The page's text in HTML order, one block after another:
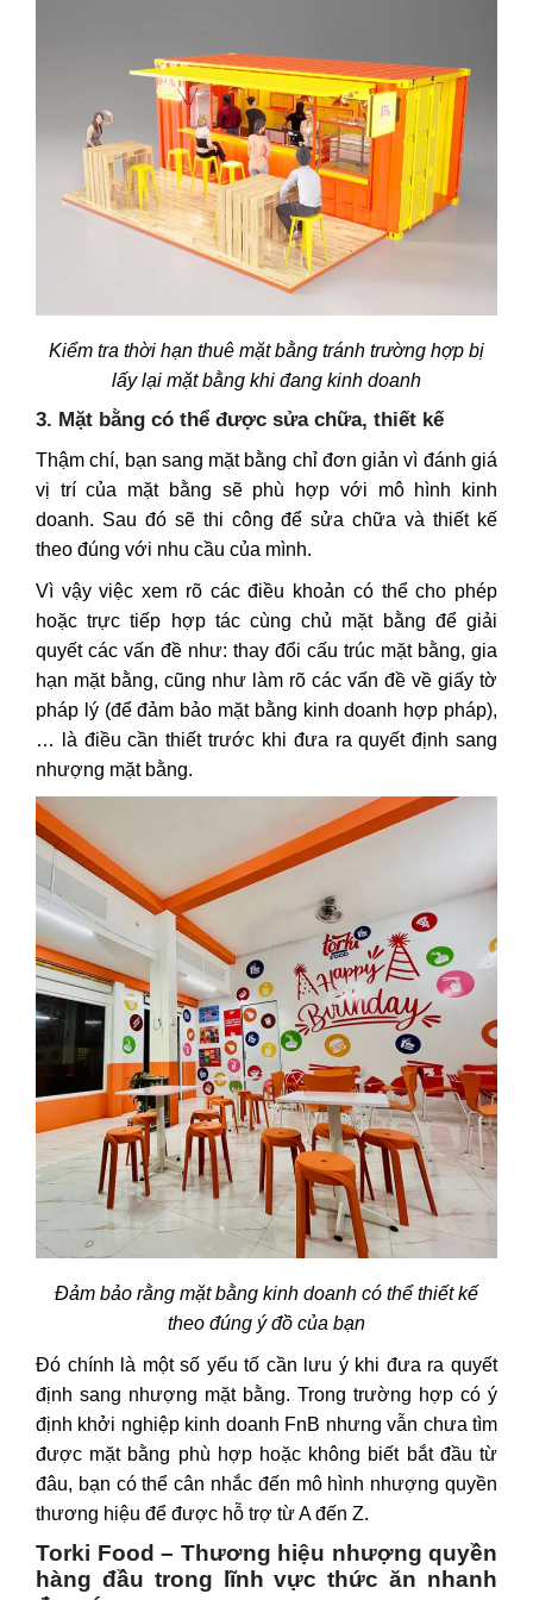
Kiểm tra thời hạn thuê mặt bằng tránh trường hợp bị
lấy lại mặt bằng khi đang kinh doanh
3. Mặt bằng có thể được sửa chữa, thiết kế
Thậm chí, bạn sang mặt bằng chỉ đơn giản vì đánh giá
vị trí của mặt bằng sẽ phù hợp với mô hình kinh
doanh. Sau đó sẽ thi công để sửa chữa và thiết kế
theo đúng với nhu cầu của mình.
Vì vậy việc xem rõ các điều khoản có thể cho phép
hoặc trực tiếp hợp tác cùng chủ mặt bằng để giải
quyết các vấn đề như: thay đổi cấu trúc mặt bằng, gia
hạn mặt bằng, cũng như làm rõ các vấn đề về giấy tờ
pháp lý (để đảm bảo mặt bằng kinh doanh hợp pháp),
… là điều cần thiết trước khi đưa ra quyết định sang
nhượng mặt bằng.
Đảm bảo rằng mặt bằng kinh doanh có thể thiết kế
theo đúng ý đồ của bạn
Đó chính là một số yếu tố cần lưu ý khi đưa ra quyết
định sang nhượng mặt bằng. Trong trường hợp có ý
định khởi nghiệp kinh doanh FnB nhưng vẫn chưa tìm
được mặt bằng phù hợp hoặc không biết bắt đầu từ
đâu, bạn có thể cân nhắc đến mô hình nhượng quyền
thương hiệu để được hỗ trợ từ A đến Z.
Torki Food – Thương hiệu nhượng quyền
hàng đầu trong lĩnh vực thức ăn nhanh